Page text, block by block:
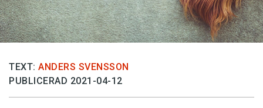
TEXT: ANDERS SVENSSON
PUBLICERAD 2021-04-12